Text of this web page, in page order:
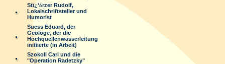
Stï¿½rzer Rudolf,
Lokalschriftsteller und
Humorist
Suess Eduard, der
Geologe, der die
Hochquellenwasserleitung
initiierte (in Arbeit)
Szokoll Carl und die
"Operation Radetzky"